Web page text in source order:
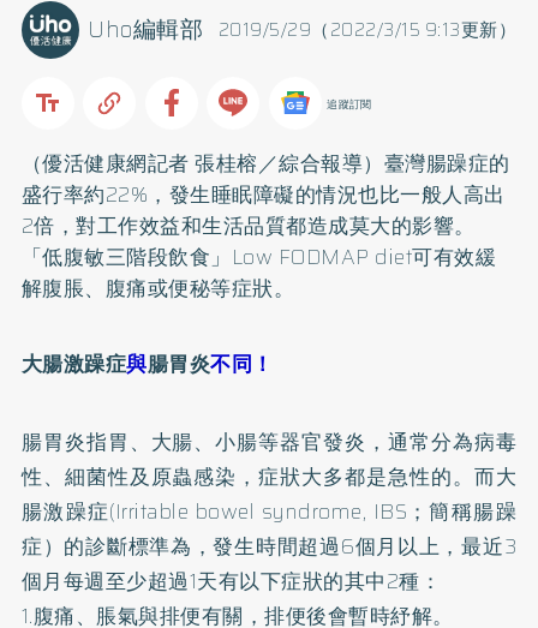
2019/5/29（2022/3/15 9:13更新）
Uho編輯部
追蹤訂閱
（優活健康網記者 張桂榕／綜合報導）臺灣腸躁症的
盛行率約22%，發生睡眠障礙的情況也比一般人高出
2倍，對工作效益和生活品質都造成莫大的影響。
「低腹敏三階段飲食」Low FODMAP diet可有效緩
解腹脹、腹痛或便秘等症狀。
大腸激躁症與腸胃炎不同 ！
腸胃炎指胃、大腸、小腸等器官發炎，通常分為病毒
性、細菌性及原蟲感染，症狀大多都是急性的。而大
腸激躁症(Irritable bowel syndrome, IBS；簡稱腸躁
症）的診斷標準為，發生時間超過6個月以上，最近3
個月每週至少超過1天有以下症狀的其中2種：
1.腹痛、脹氣與排便有關，排便後會暫時紓解。